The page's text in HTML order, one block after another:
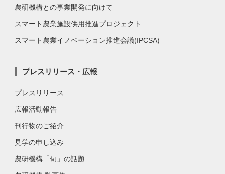
農研機構との事業開発に向けて
スマート農業施設供用推進プロジェクト
スマート農業イノベーション推進会議(IPCSA)
プレスリリース・広報
プレスリリース
広報活動報告
刊行物のご紹介
見学の申し込み
農研機構「旬」の話題